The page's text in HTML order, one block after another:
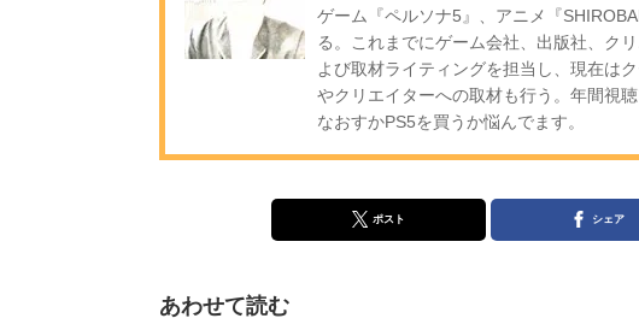
ゲーム『ペルソナ5』、アニメ『
る。これまでにゲーム会社、出版社、ク
よび取材ライティングを担当し、現在は
やクリエイターへの取材も行う。年間視
なおすかPS5を買うか悩んでます。
ポスト シェア
あわせて読む